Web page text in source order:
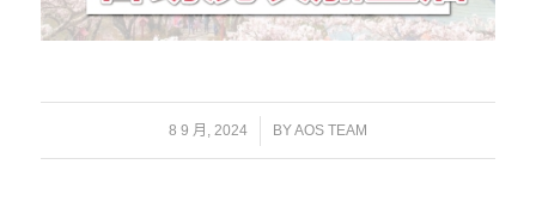
8 9 月, 2024
/ BYAOS TEAM